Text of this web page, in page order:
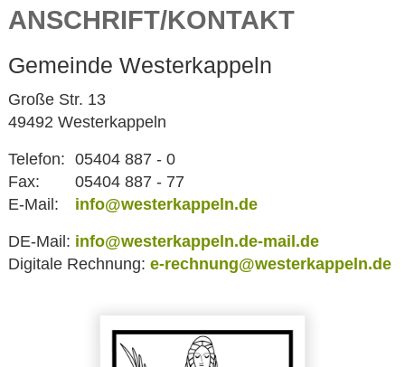
ANSCHRIFT/KONTAKT
Gemeinde Westerkappeln
Große Str. 13
49492 Westerkappeln
Telefon: 05404 887 - 0
Fax:
05404 887 - 77
E-Mail:
info@westerkappeln.de
DE-Mail: info@westerkappeln.de-mail.de
Digitale Rechnung: e-rechnung@westerkappeln.de